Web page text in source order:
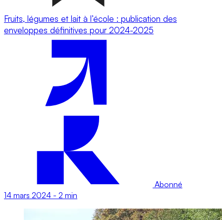
Fruits, légumes et lait à l’école : publication des
enveloppes définitives pour 2024-2025
Abonné
14 mars 2024 - 2 min